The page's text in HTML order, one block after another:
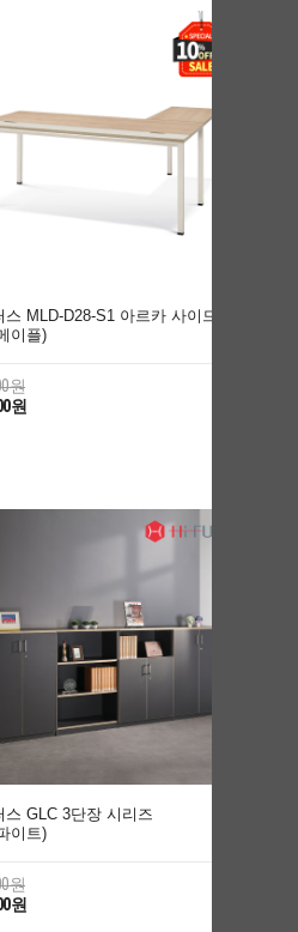
스 MLD-D28-S1 아르카 사이드형
이플)
원
원
스 GLC 3단장 시리즈
이트)
원
원